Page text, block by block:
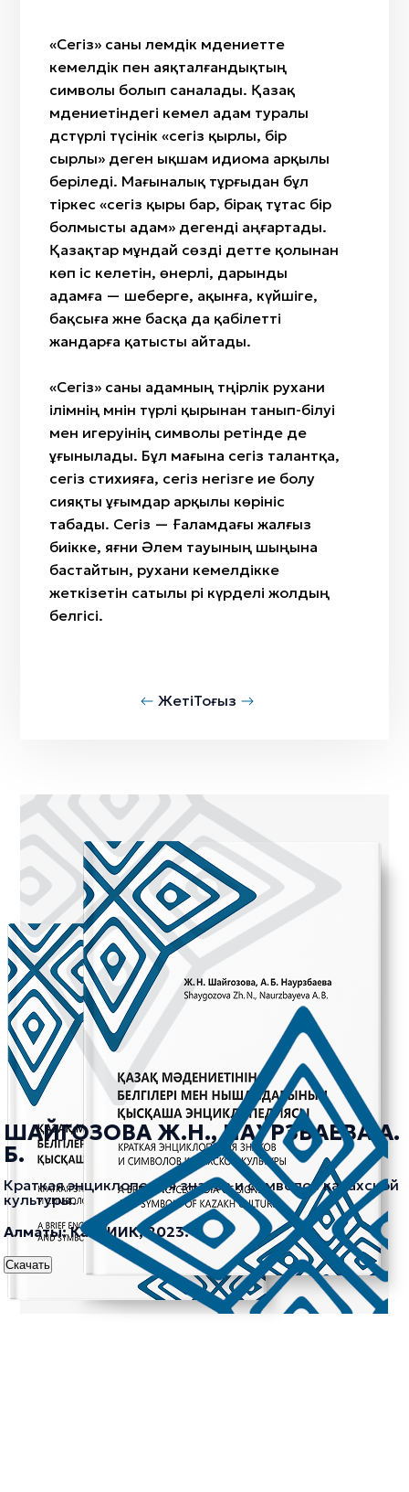
«Сегіз» саны әлемдік мәдениетте
кемелдік пен аяқталғандықтың
символы болып саналады. Қазақ
мәдениетіндегі кемел адам туралы
дәстүрлі түсінік «сегіз қырлы, бір
сырлы» деген ықшам идиома арқылы
беріледі. Мағыналық тұрғыдан бұл
тіркес «сегіз қыры бар, бірақ тұтас бір
болмысты адам» дегенді аңғартады.
Қазақтар мұндай сөзді әдетте қолынан
көп іс келетін, өнерлі, дарынды
адамға — шеберге, ақынға, күйшіге,
бақсыға және басқа да қабілетті
жандарға қатысты айтады.
«Сегіз» саны адамның тәңірлік рухани
ілімнің мәнін түрлі қырынан танып-білуі
мен игеруінің символы ретінде де
ұғынылады. Бұл мағына сегіз талантқа,
сегіз стихияға, сегіз негізге ие болу
сияқты ұғымдар арқылы көрініс
табады. Сегіз — Ғаламдағы жалғыз
биікке, яғни Әлем тауының шыңына
бастайтын, рухани кемелдікке
жеткізетін сатылы әрі күрделі жолдың
белгісі.
ЖетіТоғыз
ШАЙГОЗОВА Ж.Н., НАУРЗБАЕВА А.
Б.
Краткая энциклопедия знаков и символов казахской
культуры.
Алматы: КазНИИК, 2023.
Скачать